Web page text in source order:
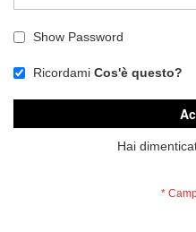
Show Password
Ricordami Cos'è questo?
Hai